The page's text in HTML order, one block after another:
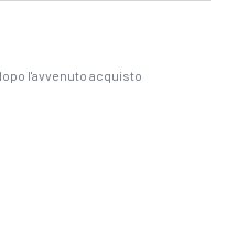
l'avvenuto acquisto